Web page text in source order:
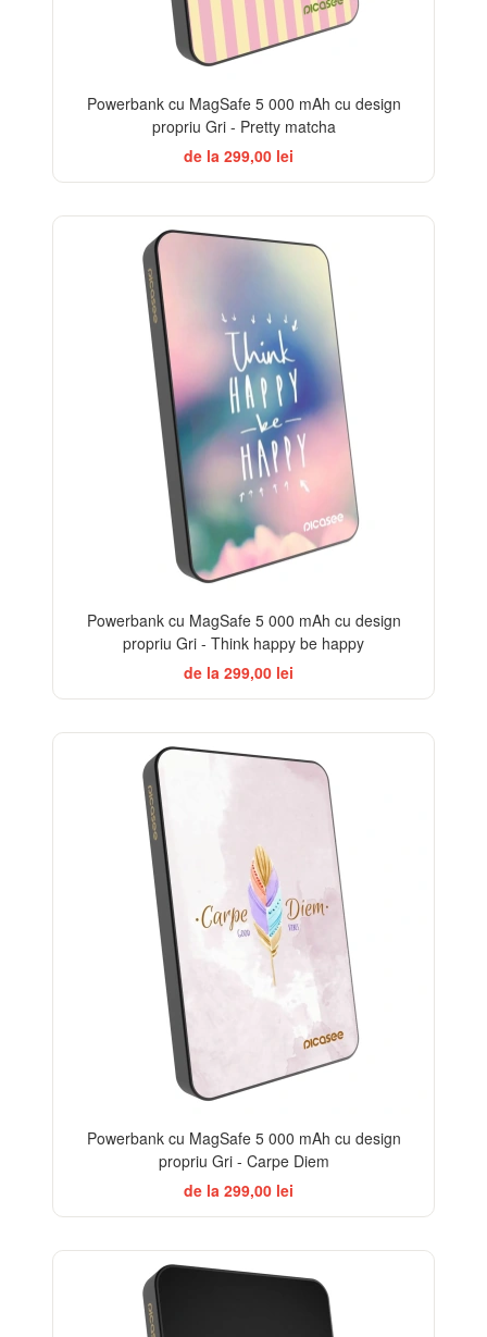
Powerbank cu MagSafe 5 000 mAh cu design
propriu Gri - Pretty matcha
de la 299,00 lei
Powerbank cu MagSafe 5 000 mAh cu design
propriu Gri - Think happy be happy
de la 299,00 lei
Powerbank cu MagSafe 5 000 mAh cu design
propriu Gri - Carpe Diem
de la 299,00 lei